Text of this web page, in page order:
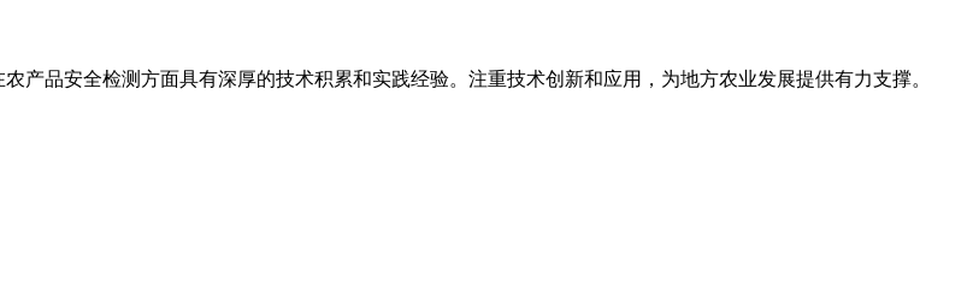
产品安全检测方面具有深厚的技术积累和实践经验。注重技术创新和应用，为地方农业发展提供有力支撑。